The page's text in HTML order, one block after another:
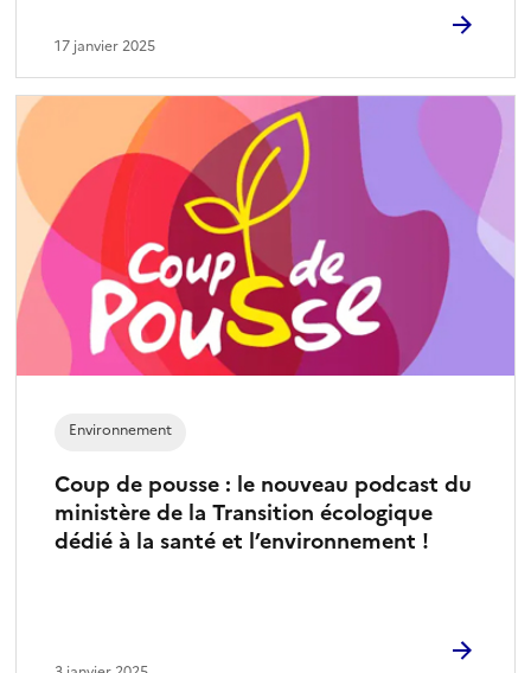
17 janvier 2025
Coup de pousse : le nouveau podcast du
ministère de la Transition écologique
dédié à la santé et l’environnement !
Environnement